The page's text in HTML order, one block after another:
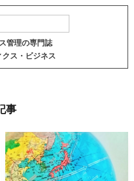
管理の専門誌
クス・ビジネス
事